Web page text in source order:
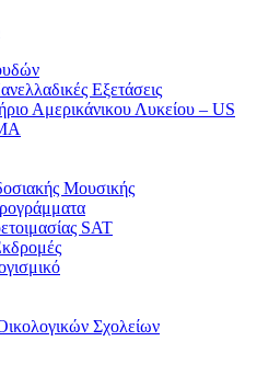
Εξετάσεις
Αμερικάνικου Λυκείου – US
Μουσικής
SAT
Σχολείων